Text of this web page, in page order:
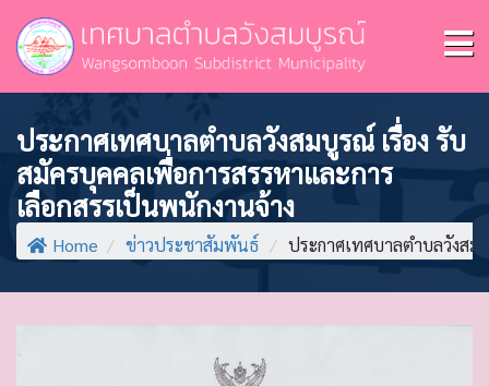
ประกาศเทศบาลตำบลวังสมบูรณ์ เรื่อง รับ
สมัครบุคคลเพื่อการสรรหาและการ
เลือกสรรเป็นพนักงานจ้าง
Home / ข่าวประชาสัมพันธ์ / ประกาศเทศบาลตำบลวังสม